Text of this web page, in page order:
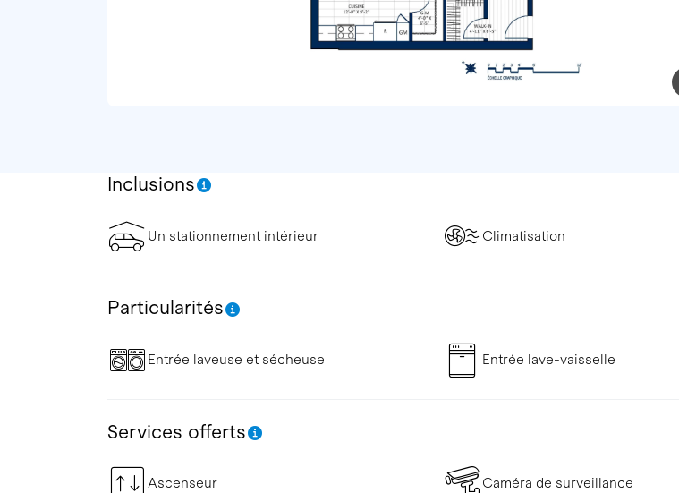
Inclusions
Un stationnement intérieur Climatisation
Particularités
Entrée laveuse et sécheuse Entrée lave-vaisselle
Services offerts
Ascenseur Caméra de surveillance